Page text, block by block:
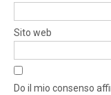
Sito web
Do il mio consenso